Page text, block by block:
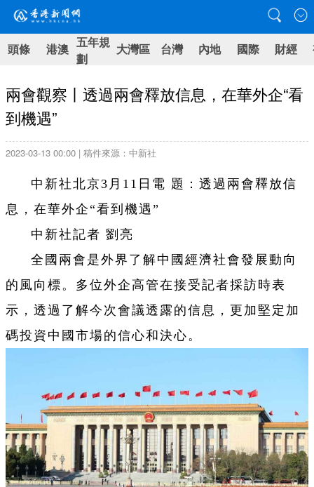
頭條 港澳 五年規
劃
大灣區 台灣 內地 國際 財經
兩會觀察丨透過兩會釋放信息，在華外企“看
到機遇”
2023-03-13 00:00 | 稿件來源：中新社
中新社北京3月11日電 題：透過兩會釋放信
息，在華外企“看到機遇”
中新社記者 劉亮
全國兩會是外界了解中國經濟社會發展動向
的風向標。多位外企高管在接受記者採訪時表
示，透過了解今次會議透露的信息，更加堅定加
碼投資中國市場的信心和決心。